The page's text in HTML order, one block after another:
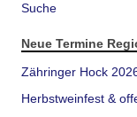
Suche
Neue Termine
Zähringer Hock
Herbstweinfest &